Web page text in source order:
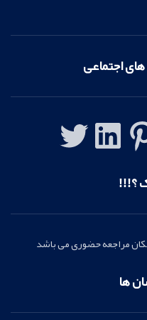
اجتماعی
؟!!!
مراجعه حضوری می باشد
ها